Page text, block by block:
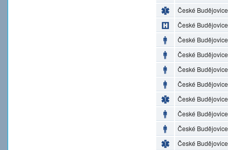
České Budějovice
České Budějovice
České Budějovice
České Budějovice
České Budějovice
České Budějovice
České Budějovice
České Budějovice
České Budějovice
České Budějovice